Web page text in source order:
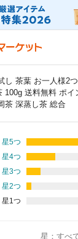
し 茶葉 お一人様2
送料無料 ポイント
茶 深蒸し茶 総合
星5つ
星4つ
星3つ
星2つ
星1つ
星：
象すべて